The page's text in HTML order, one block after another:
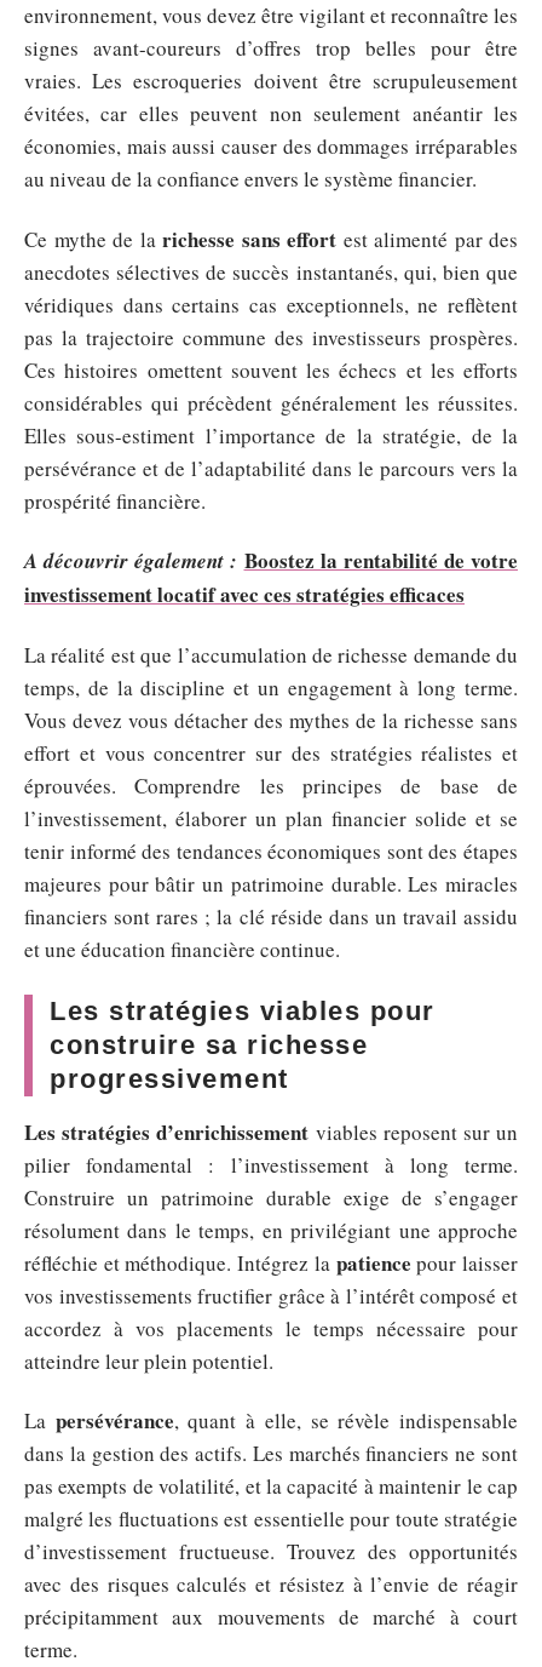
environnement, vous devez être vigilant et reconnaître les
signes avant-coureurs d’offres trop belles pour être
vraies. Les escroqueries doivent être scrupuleusement
évitées, car elles peuvent non seulement anéantir les
économies, mais aussi causer des dommages irréparables
au niveau de la confiance envers le système financier.
Ce mythe de la richesse sans effort est alimenté par des
anecdotes sélectives de succès instantanés, qui, bien que
véridiques dans certains cas exceptionnels, ne reflètent
pas la trajectoire commune des investisseurs prospères.
Ces histoires omettent souvent les échecs et les efforts
considérables qui précèdent généralement les réussites.
Elles sous-estiment l’importance de la stratégie, de la
persévérance et de l’adaptabilité dans le parcours vers la
prospérité financière.
A découvrir également : Boostez la rentabilité de votre
investissement locatif avec ces stratégies efficaces
La réalité est que l’accumulation de richesse demande du
temps, de la discipline et un engagement à long terme.
Vous devez vous détacher des mythes de la richesse sans
effort et vous concentrer sur des stratégies réalistes et
éprouvées. Comprendre les principes de base de
l’investissement, élaborer un plan financier solide et se
tenir informé des tendances économiques sont des étapes
majeures pour bâtir un patrimoine durable. Les miracles
financiers sont rares ; la clé réside dans un travail assidu
et une éducation financière continue.
Les stratégies viables pour
construire sa richesse
progressivement
Les stratégies d’enrichissement viables reposent sur un
pilier fondamental : l’investissement à long terme.
Construire un patrimoine durable exige de s’engager
résolument dans le temps, en privilégiant une approche
réfléchie et méthodique. Intégrez la patience pour laisser
vos investissements fructifier grâce à l’intérêt composé et
accordez à vos placements le temps nécessaire pour
atteindre leur plein potentiel.
La persévérance, quant à elle, se révèle indispensable
dans la gestion des actifs. Les marchés financiers ne sont
pas exempts de volatilité, et la capacité à maintenir le cap
malgré les fluctuations est essentielle pour toute stratégie
d’investissement fructueuse. Trouvez des opportunités
avec des risques calculés et résistez à l’envie de réagir
précipitamment aux mouvements de marché à court
terme.